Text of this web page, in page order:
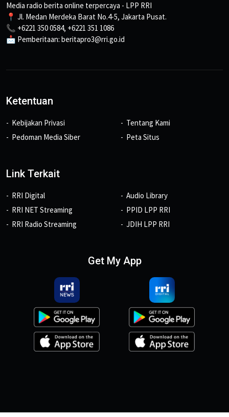
Media radio berita online terpercaya - LPP RRI
📍 Jl. Medan Merdeka Barat No.4-5, Jakarta Pusat.
📞 +6221 350 0584, +6221 351 1086
📩 Pemberitaan: beritapro3@rri.go.id
Ketentuan
Kebijakan Privasi
Pedoman Media Siber
Tentang Kami
Peta Situs
Link Terkait
RRI Digital
RRI NET Streaming
RRI Radio Streaming
Audio Library
PPID LPP RRI
JDIH LPP RRI
Get My App